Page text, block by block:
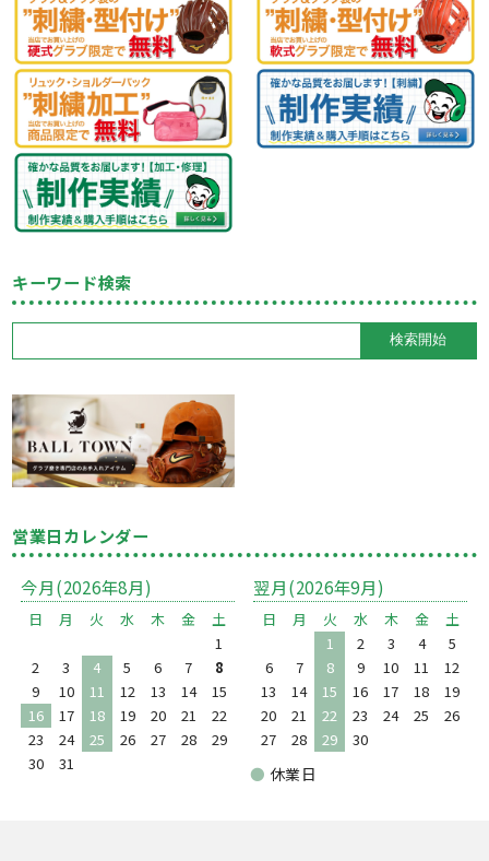
キーワード検索
営業日カレンダー
今月(2026年8月)
日 月 火 水 木 金
土
1
2
3 4 5 6 7
8
9
10 11 12 13 14
15
16
17 18 19 20 21
22
23
24 25 26 27 28
29
30
31
翌月(2026年9月)
日 月 火 水 木 金
土
1
2 3 4
5
6
7 8 9 10 11
12
13
14 15 16 17 18
19
20
21 22 23 24 25
26
27
28 29 30
● 休業日